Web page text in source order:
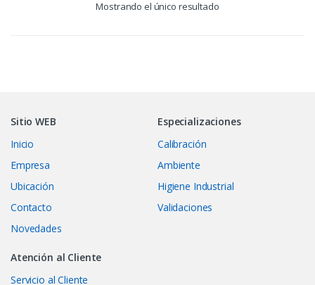
Mostrando el único resultado
Sitio WEB
Inicio
Empresa
Ubicación
Contacto
Novedades
Especializaciones
Calibración
Ambiente
Higiene Industrial
Validaciones
Atención al Cliente
Servicio al Cliente